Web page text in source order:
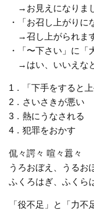
→お見えになりま
・「お召し上がりに
→召し上がられま
・「〜下さい」に「
→はい、いいえな
1．「下手をすると
2．さいさきが悪い
3．熱にうなされる
4．犯罪をおかす
侃々諤々 喧々囂々
うろおぼえ、うるお
ふくろはぎ、ふくら
「役不足」と「力不